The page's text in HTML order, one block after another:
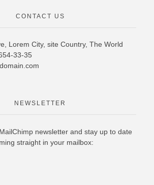
CONTACT US
Lorem City, site Country, The World
33-35
NEWSLETTER
newsletter and stay up to date
straight in your mailbox: